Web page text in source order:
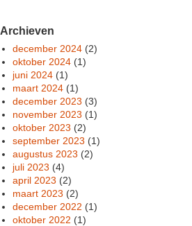
Archieven
december 2024 (2)
oktober 2024 (1)
juni 2024 (1)
maart 2024 (1)
december 2023 (3)
november 2023 (1)
oktober 2023 (2)
september 2023 (1)
augustus 2023 (2)
juli 2023 (4)
april 2023 (2)
maart 2023 (2)
december 2022 (1)
oktober 2022 (1)